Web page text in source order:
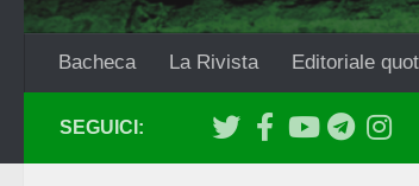
Bacheca La Rivista Editoriale
SEGUICI: